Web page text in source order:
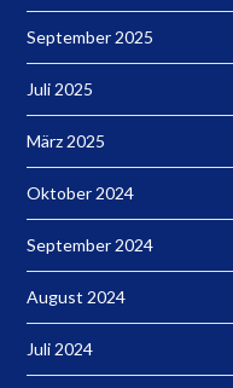
September 2025
Juli 2025
März 2025
Oktober 2024
September 2024
August 2024
Juli 2024